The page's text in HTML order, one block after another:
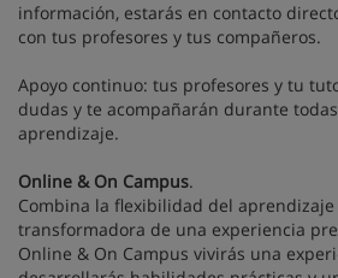
información, estarás en contacto
con tus profesores y tus compañeros.
Apoyo continuo: tus profesores y tu
dudas y te acompañarán durante
aprendizaje.
Online & On Campus.
Combina la flexibilidad del
transformadora de una experiencia
Online & On Campus vivirás una